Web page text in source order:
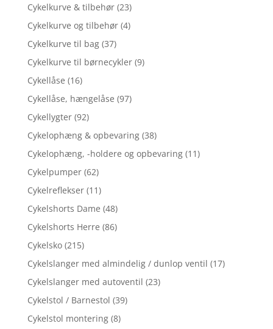
Cykelkurve & tilbehør (23)
Cykelkurve og tilbehør (4)
Cykelkurve til bag (37)
Cykelkurve til børnecykler (9)
Cykellåse (16)
Cykellåse, hængelåse (97)
Cykellygter (92)
Cykelophæng & opbevaring (38)
Cykelophæng, -holdere og opbevaring (11)
Cykelpumper (62)
Cykelreflekser (11)
Cykelshorts Dame (48)
Cykelshorts Herre (86)
Cykelsko (215)
Cykelslanger med almindelig / dunlop ventil (17)
Cykelslanger med autoventil (23)
Cykelstol / Barnestol (39)
Cykelstol montering (8)